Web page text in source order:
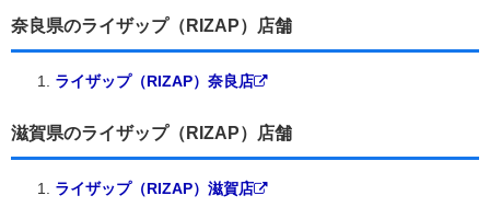
奈良県のライザップ（RIZAP）店舗
ライザップ（RIZAP）奈良店
滋賀県のライザップ（RIZAP）店舗
ライザップ（RIZAP）滋賀店